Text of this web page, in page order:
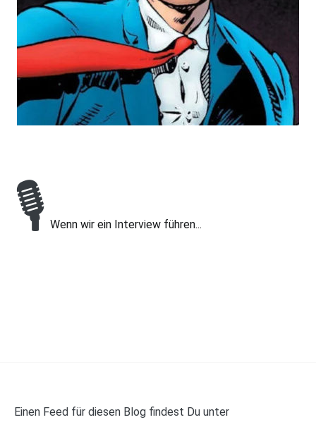
🎙 Wenn wir ein Interview führen...
Einen Feed für diesen Blog findest Du unter